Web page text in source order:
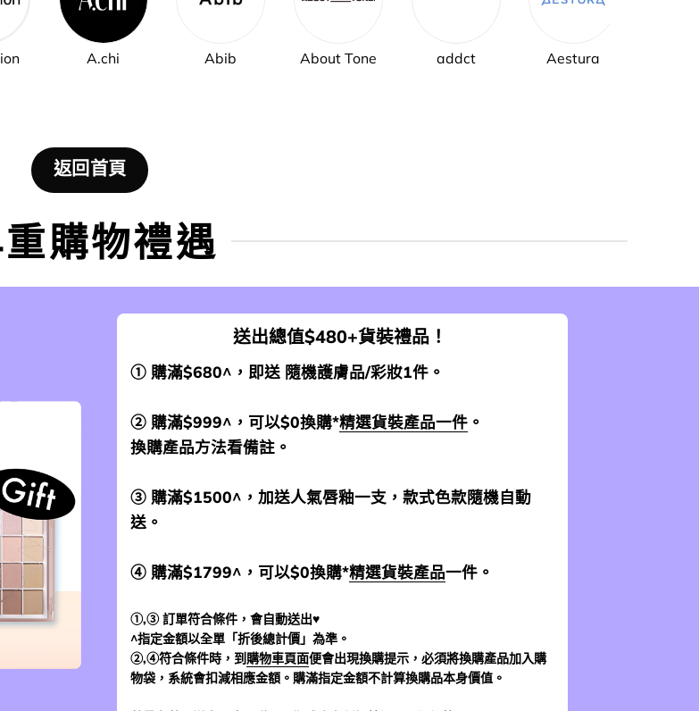
A.chi Abib About Tone addct Aestura
返回首頁
購物禮遇
送出總值$480+貨裝禮品！
① 購滿$680^，即送 隨機護膚品/彩妝1件。
② 購滿$999^，可以$0換購*精選貨裝產品一件 。
換購產品方法看備註。
③ 購滿$1500^，加送人氣唇釉一支，款式色款隨機自動
送。
④ 購滿$1799^，可以$0換購*精選貨裝產品一件。
①,③ 訂單符合條件，會自動送出♥
^指定金額以全單「折後總計價」為準。
②,④符合條件時，到 購物車頁面便會出現換購提示，必須將換購產品加入購
物袋，系統會扣減相應金額。購滿指定金額不計算換購品本身價值。